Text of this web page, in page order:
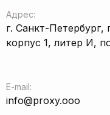
Адрес:
г. Санкт-
корпус 1, литер И,
E-mail:
info@proxy.ooo